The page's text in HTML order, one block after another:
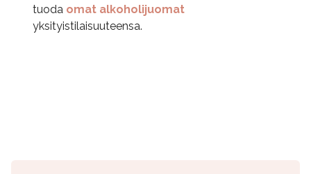
tuoda omat alkoholijuomat
yksityistilaisuuteensa.